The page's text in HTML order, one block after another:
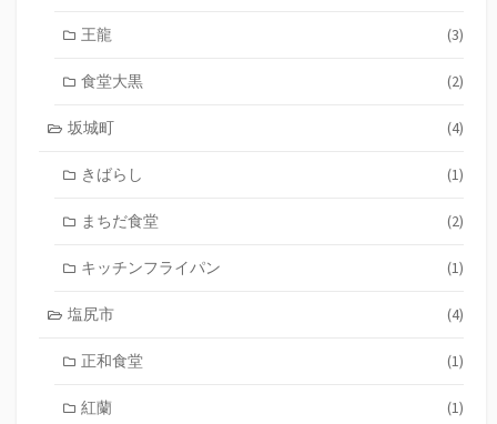
王龍 (3)
食堂大黒 (2)
坂城町 (4)
きばらし (1)
まちだ食堂 (2)
キッチンフライパン (1)
塩尻市 (4)
正和食堂 (1)
紅蘭 (1)